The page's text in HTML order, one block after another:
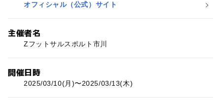
オフィシャル（公式）サイト
主催者名
Zフットサルスポルト市川
開催日時
2025/03/10(月)〜2025/03/13(木)